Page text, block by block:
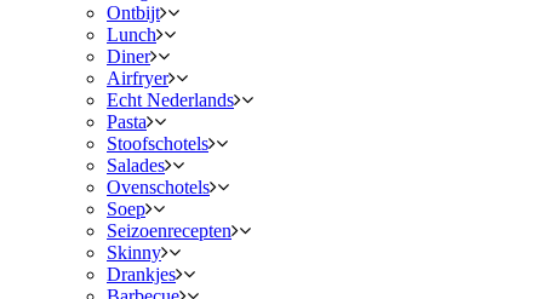
Ontbijt
Lunch
Diner
Airfryer
Echt Nederlands
Pasta
Stoofschotels
Salades
Ovenschotels
Soep
Seizoenrecepten
Skinny
Drankjes